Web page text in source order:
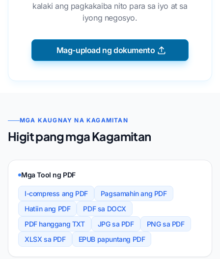
kalaki ang pagkakaiba nito para sa iyo at sa
iyong negosyo.
Mag-upload ng dokumento
MGA KAUGNAY NA KAGAMITAN
Higit pang mga Kagamitan
Mga Tool ng PDF
I-compress ang PDF
Pagsamahin ang PDF
Hatiin ang PDF
PDF sa DOCX
PDF hanggang TXT
JPG sa PDF
PNG sa PDF
XLSX sa PDF
EPUB papuntang PDF